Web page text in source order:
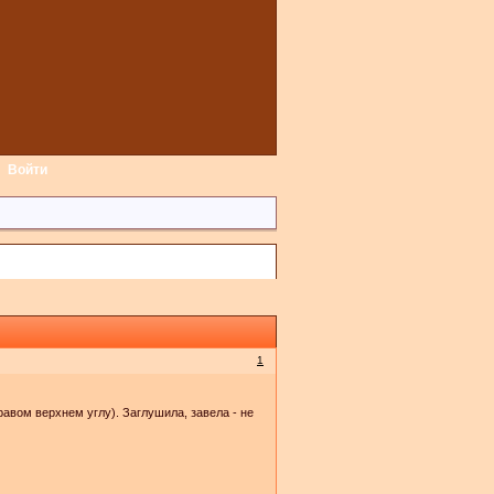
Войти
1
верхнем углу). Заглушила, завела - не